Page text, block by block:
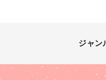
ジャン